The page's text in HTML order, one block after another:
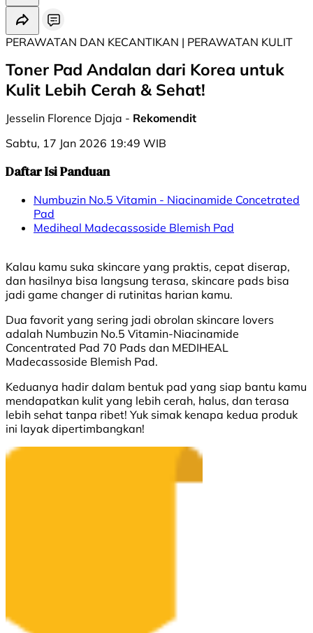
PERAWATAN DAN KECANTIKAN | PERAWATAN KULIT
Toner Pad Andalan dari Korea untuk
Kulit Lebih Cerah & Sehat!
Jesselin Florence Djaja - Rekomendit
Sabtu, 17 Jan 2026 19:49 WIB
Daftar Isi Panduan
Numbuzin No.5 Vitamin - Niacinamide Concetrated
Pad
Mediheal Madecassoside Blemish Pad
Kalau kamu suka skincare yang praktis, cepat diserap,
dan hasilnya bisa langsung terasa, skincare pads bisa
jadi game changer di rutinitas harian kamu.
Dua favorit yang sering jadi obrolan skincare lovers
adalah Numbuzin No.5 Vitamin-Niacinamide
Concentrated Pad 70 Pads dan MEDIHEAL
Madecassoside Blemish Pad.
Keduanya hadir dalam bentuk pad yang siap bantu kamu
mendapatkan kulit yang lebih cerah, halus, dan terasa
lebih sehat tanpa ribet! Yuk simak kenapa kedua produk
ini layak dipertimbangkan!